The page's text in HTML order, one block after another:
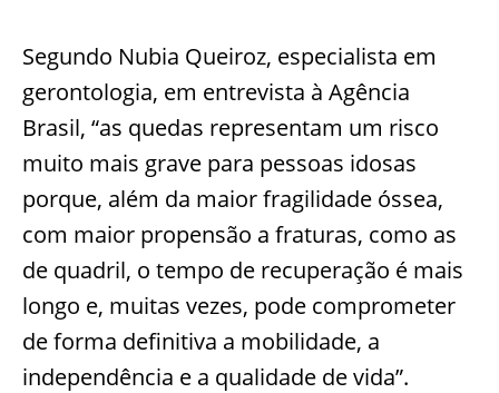
Segundo Nubia Queiroz, especialista em
gerontologia, em entrevista à Agência
Brasil, “as quedas representam um risco
muito mais grave para pessoas idosas
porque, além da maior fragilidade óssea,
com maior propensão a fraturas, como as
de quadril, o tempo de recuperação é mais
longo e, muitas vezes, pode comprometer
de forma definitiva a mobilidade, a
independência e a qualidade de vida”.